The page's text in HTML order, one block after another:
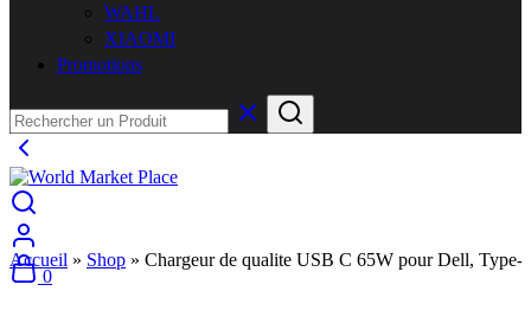
WAHL
XIAOMI
Promotions
0
Accueil » Shop » Chargeur de qualite USB C 65W pour Dell,